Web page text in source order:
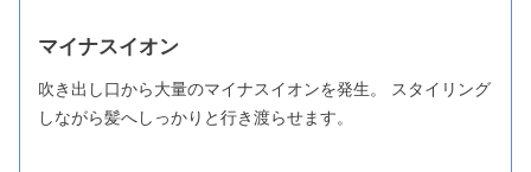
マイナスイオン
吹き出し口から大量のマイナスイオンを発生。 スタイリング
しながら髪へしっかりと行き渡らせます。